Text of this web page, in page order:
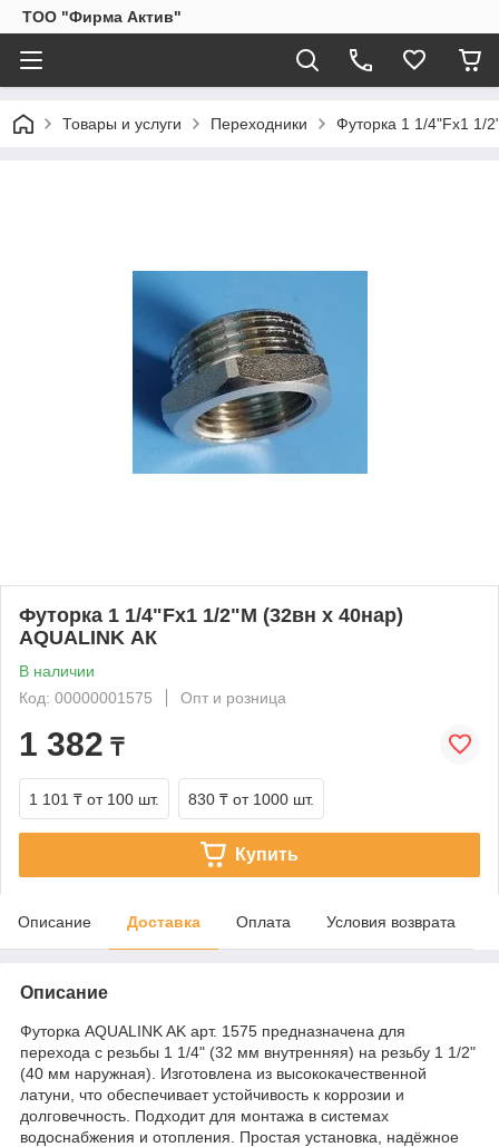
ТОО "Фирма Актив"
Товары и услуги Переходники Футорка 1 1/4"Fx1 1/
Футорка 1 1/4"Fx1 1/2"M (32вн х 40нар)
AQUALINK АК
В наличии
Код: 00000001575
Опт и розница
1 382 ₸
1 101 ₸ от 100 шт. 830 ₸ от 1000 шт.
Купить
Описание Доставка Оплата Условия возврата
Описание
Футорка AQUALINK AK арт. 1575 предназначена для
перехода с резьбы 1 1/4" (32 мм внутренняя) на резьбу 1 1/2"
(40 мм наружная). Изготовлена из высококачественной
латуни, что обеспечивает устойчивость к коррозии и
долговечность. Подходит для монтажа в системах
водоснабжения и отопления. Простая установка, надёжное